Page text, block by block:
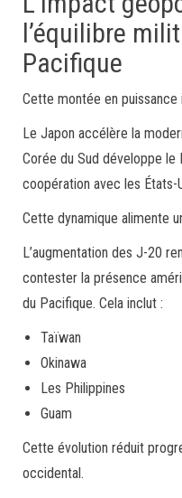
l’équilibre
Pacifique
Cette montée en puissance
Le Japon accélère la
Corée du Sud développe le
coopération avec les États-
Cette dynamique alimente
L’augmentation des J-20
contester la présence
du Pacifique. Cela inclut :
Taïwan
Okinawa
Les Philippines
Guam
Cette évolution réduit
occidental.